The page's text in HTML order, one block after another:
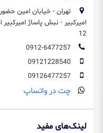
تهران - خیابان امین
امیرکبیر - نبش پاساژ
12
چت در واتساپ
لینک‌های مفید